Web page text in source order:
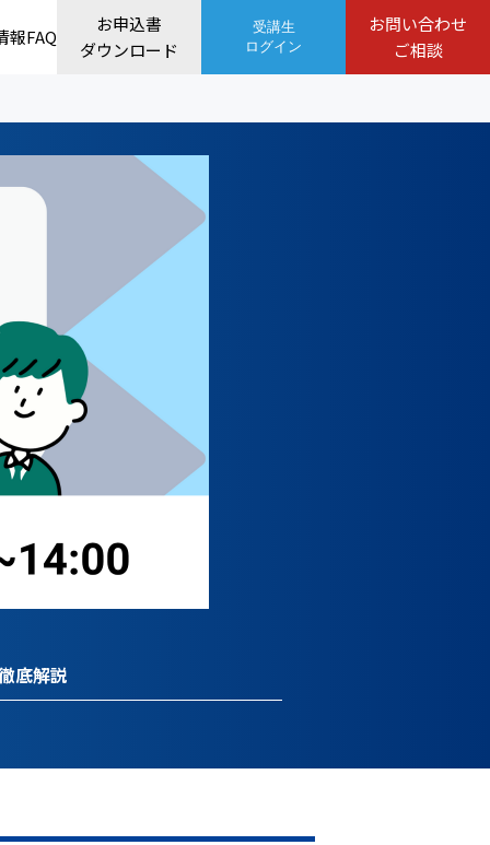
報FAQ
お申込書
ダウンロード
受講生
ログイン
お問い合わせ
ご相談
底解説